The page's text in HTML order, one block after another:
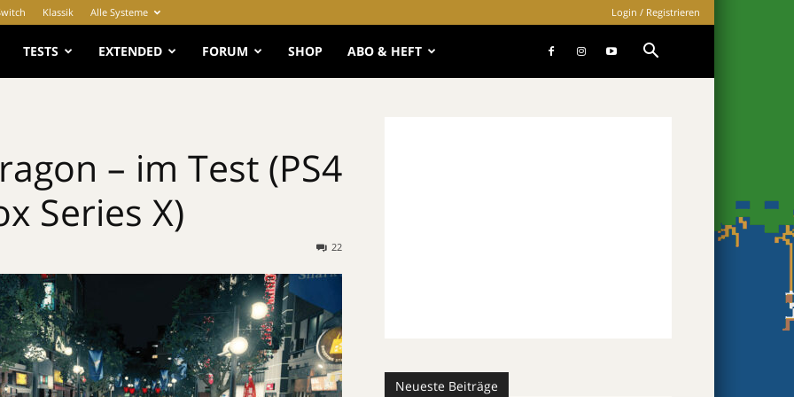
Klassik Alle Systeme Login / Registrieren
TESTS EXTENDED FORUM SHOP ABO & HEFT
– im Test (PS4
Series X)
22
Neueste Beiträge